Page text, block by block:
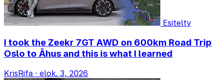
Esitelty
I took the Zeekr 7GT AWD on 600km Road Trip
Oslo to Åhus and this is what I learned
KrisRifa · elok. 3, 2026